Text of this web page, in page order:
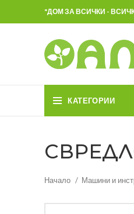
"ДОМ ЗА ВСИЧКИ -
КАТЕГОРИИ
Начало Машини и